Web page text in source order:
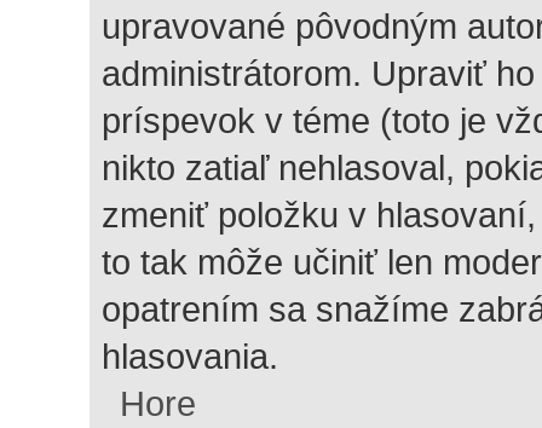
upravované pôvodným
administrátorom. Upraviť
príspevok v téme (toto je
nikto zatiaľ nehlasoval,
zmeniť položku v
to tak môže učiniť len
opatrením sa snažíme
hlasovania.
Hore